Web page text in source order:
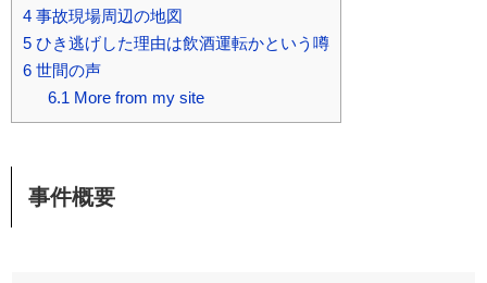
4 事故現場周辺の地図
5 ひき逃げした理由は飲酒運転かという噂
6 世間の声
6.1 More from my site
事件概要